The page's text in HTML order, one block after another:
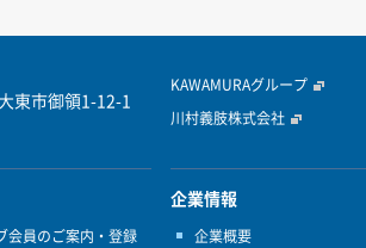
東市御領1-12-1
KAWAMURAグループ
川村義肢株式会社
会員のご案内・登録
企業情報
企業概要